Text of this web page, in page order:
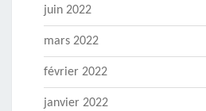
juin 2022
mars 2022
février 2022
janvier 2022